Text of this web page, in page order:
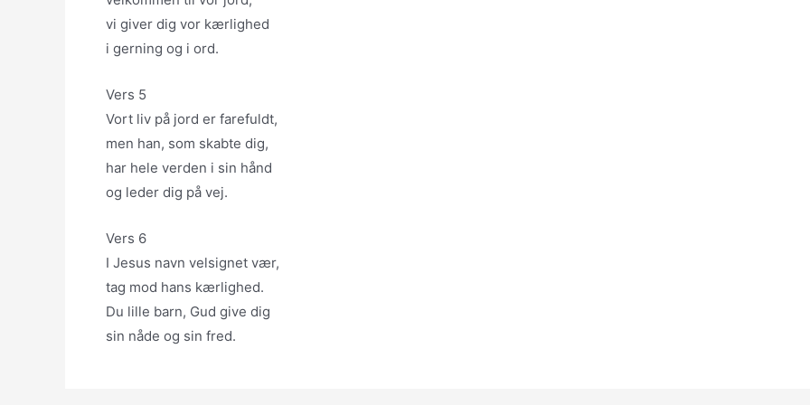
vi giver dig vor kærlighed
i gerning og i ord.
Vers 5
Vort liv på jord er farefuldt,
men han, som skabte dig,
har hele verden i sin hånd
og leder dig på vej.
Vers 6
I Jesus navn velsignet vær,
tag mod hans kærlighed.
Du lille barn, Gud give dig
sin nåde og sin fred.